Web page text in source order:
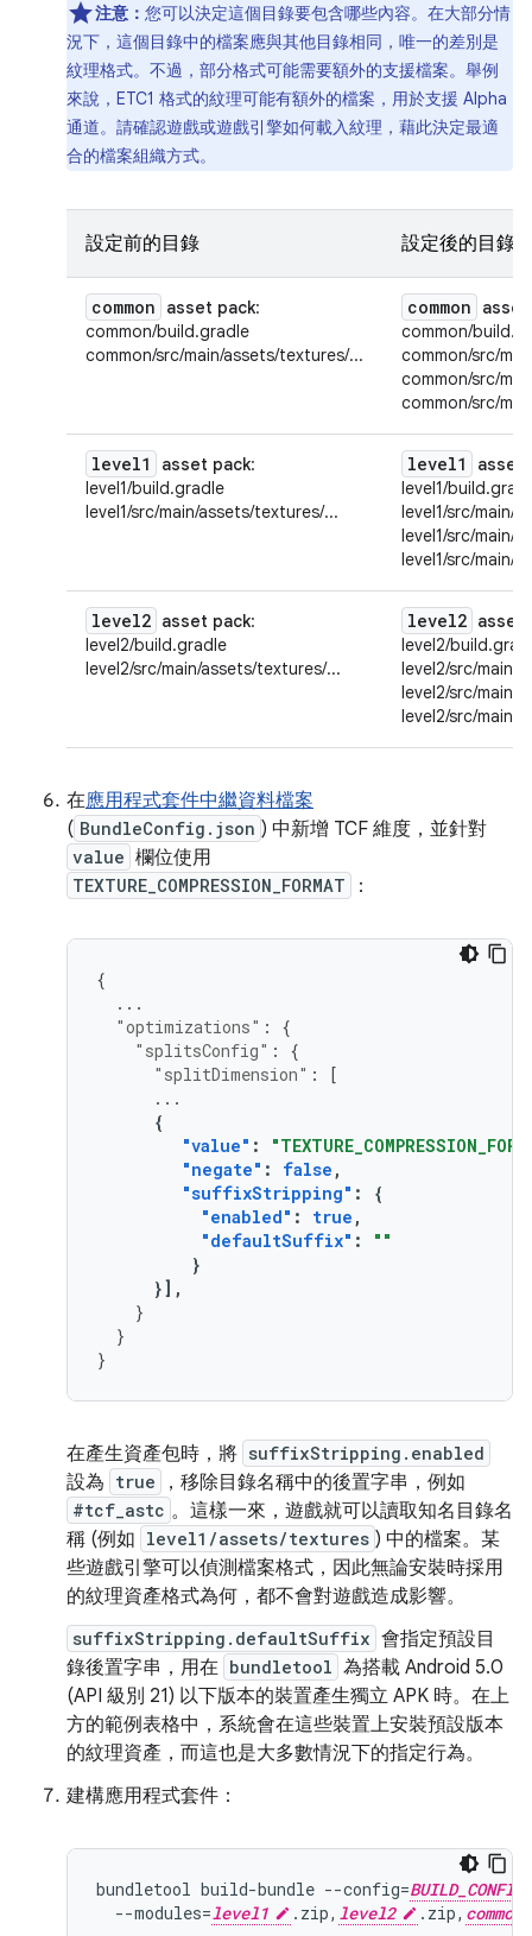
注意： 您可以決定這個目錄要包含哪些內容。在大部分情
況下，這個目錄中的檔案應與其他目錄相同，唯一的差別是
紋理格式。不過，部分格式可能需要額外的支援檔案。舉例
來說，ETC1 格式的紋理可能有額外的檔案，用於支援 Alpha
通道。請確認遊戲或遊戲引擎如何載入紋理，藉此決定最適
合的檔案組織方式。
設定前的目錄 設定後的目錄
common asset pack:
common/build.gradle
common/src/main/assets/textures/...
common
asset
common/
common/src/
common/src/
common/src/
level1 asset pack:
level1/build.gradle
level1/src/main/assets/textures/...
level1
asset
level1/
level1/src/main/
level1/src/main/
level1/src/main/
level2 asset pack:
level2/build.gradle
level2/src/main/assets/textures/...
level2 asset
level2/
level2/src/main/
level2/src/main/
level2/src/main/
在應用程式套件中繼資料檔案
( BundleConfig.json ) 中新增 TCF 維度，並針對
value 欄位使用
TEXTURE_COMPRESSION_FORMAT ：
{
...
"optimizations" :
{
"splitsConfig" :
{
"splitDimension" :
[
...
{
"value" :
"negate" : false ,
"suffixStripping" :
{
"enabled" : true ,
"defaultSuffix" :
""
}
}],
}
}
}
在產生資產包時，將 suffixStripping.enabled
設為 true ，移除目錄名稱中的後置字串，例如
#tcf_astc 。這樣一來，遊戲就可以讀取知名目錄名
稱 (例如 level1/assets/textures ) 中的檔案。某
些遊戲引擎可以偵測檔案格式，因此無論安裝時採用
的紋理資產格式為何，都不會對遊戲造成影響。
suffixStripping.defaultSuffix 會指定預設目
錄後置字串，用在 bundletool 為搭載 Android 5.0
(API 級別 21) 以下版本的裝置產生獨立 APK 時。在上
方的範例表格中，系統會在這些裝置上安裝預設版本
的紋理資產，而這也是大多數情況下的指定行為。
建構應用程式套件：
bundletool build-bundle --config=BUILD_CONFIG
  --modules=
level1 .zip, level2 .zip, common